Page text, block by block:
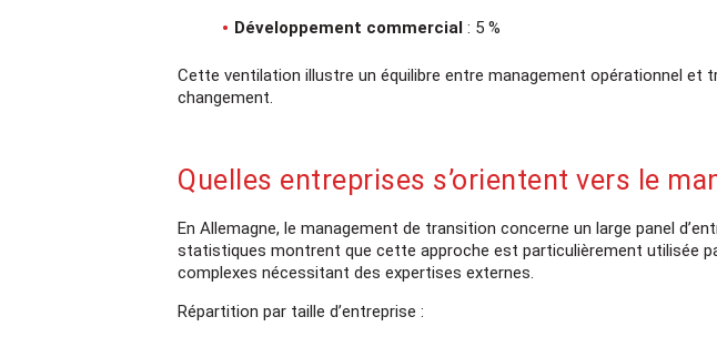
Développement commercial : 5 %
Cette ventilation illustre un équilibre entre management opérationnel
changement.
Quelles entreprises s’orientent vers le
En Allemagne, le management de transition concerne un large panel
statistiques montrent que cette approche est particulièrement utilisée
complexes nécessitant des expertises externes.
Répartition par taille d’entreprise :